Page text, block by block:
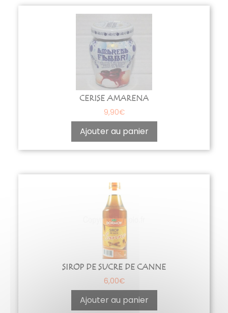
CERISE AMARENA
9,90€
Ajouter au panier
SIROP DE SUCRE DE CANNE
6,00€
Ajouter au panier